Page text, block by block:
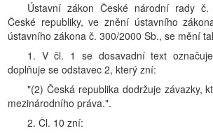
Ústavní zákon České národní rady
České republiky, ve znění ústavního
ústavního zákona č. 300/2000 Sb., se mění
1. V čl. 1 se dosavadní text
doplňuje se odstavec 2, který zní:
"(2) Česká republika dodržuje závazky,
mezinárodního práva.".
2. Čl. 10 zní: